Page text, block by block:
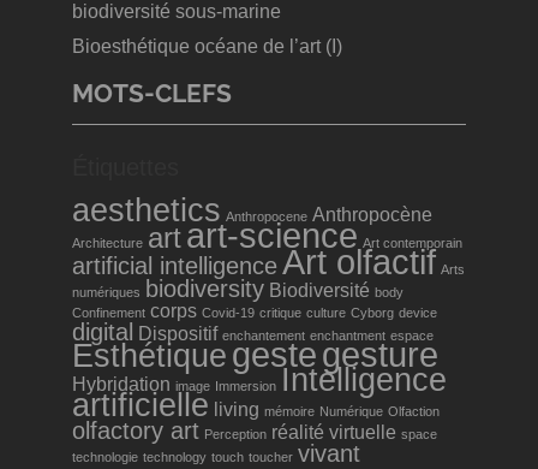
biodiversité sous-marine
Bioesthétique océane de l’art (I)
MOTS-CLEFS
aesthetics Anthropocene Anthropocène
Architecture artart-science Art contemporain
artificial intelligence Art olfactif Arts
numériques
biodiversity Biodiversité body
Confinement corps Covid-19 critique culture Cyborg device
digital Dispositif enchantement enchantment espace
Esthétique gestegesture
Hybridation image Immersion Intelligence
artificielle living mémoire Numérique Olfaction
olfactory art Perception réalité virtuelle space
technologie technology touch toucher vivant